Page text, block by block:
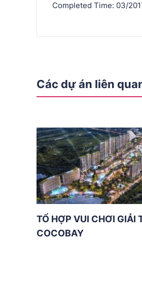
Completed Time: 03/
Các dự án liên
TỔ HỢP VUI CHƠI GIẢI
COCOBAY